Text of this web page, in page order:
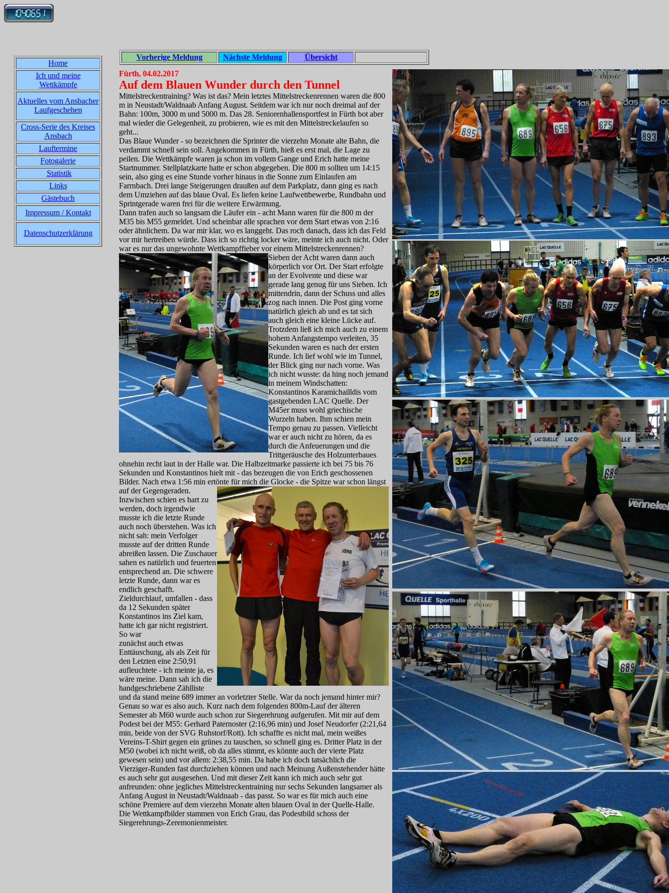
Home
Ich und meine
Wettkämpfe
Aktuelles vom Ansbacher
Laufgeschehen
Cross-Serie des Kreises
Ansbach
Lauftermine
Fotogalerie
Statistik
Links
Gästebuch
Impressum / Kontakt
Datenschutzerklärung
Vorherige Meldung Nächste Meldung
Übersicht
Fürth, 04.02.2017
Auf dem Blauen Wunder durch den Tunnel
Mittelstreckentraining? Was ist das? Mein letztes Mittelstreckenrennen waren die 800
m in Neustadt/Waldnaab Anfang August. Seitdem war ich nur noch dreimal auf der
Bahn: 100m, 3000 m und 5000 m. Das 28. Seniorenhallensportfest in Fürth bot aber
mal wieder die Gelegenheit, zu probieren, wie es mit den Mittelstreckelaufen so
geht...
Das Blaue Wunder - so bezeichnen die Sprinter die vierzehn Monate alte Bahn, die
verdammt schnell sein soll. Angekommen in Fürth, hieß es erst mal, die Lage zu
peilen. Die Wettkämpfe waren ja schon im vollem Gange und Erich hatte meine
Startnummer. Stellplatzkarte hatte er schon abgegeben. Die 800 m sollten um 14:15
sein, also ging es eine Stunde vorher hinaus in die Sonne zum Einlaufen am
Farrnbach. Drei lange Steigerungen draußen auf dem Parkplatz, dann ging es nach
dem Umziehen auf das blaue Oval. Es liefen keine Laufwettbewerbe, Rundbahn und
Sprintgerade waren frei für die weitere Erwärmung.
Dann trafen auch so langsam die Läufer ein - acht Mann waren für die 800 m der
M35 bis M55 gemeldet. Und scheinbar alle sprachen vor dem Start etwas von 2:16
oder ähnlichem. Da war mir klar, wo es langgeht. Das roch danach, dass ich das Feld
vor mir hertreiben würde. Dass ich so richtig locker wäre, meinte ich auch nicht. Oder
war es nur das ungewohnte Wettkampffieber vor einem Mittelstreckenrennen?
Sieben der Acht waren dann auch
körperlich vor Ort. Der Start erfolgte
an der Evolvente und diese war
gerade lang genug für uns Sieben. Ich
mittendrin, dann der Schuss und alles
zog nach innen. Die Post ging vorne
natürlich gleich ab und es tat sich
auch gleich eine kleine Lücke auf.
Trotzdem ließ ich mich auch zu einem
hohem Anfangstempo verleiten, 35
Sekunden waren es nach der ersten
Runde. Ich lief wohl wie im Tunnel,
der Blick ging nur nach vorne. Was
ich nicht wusste: da hing noch jemand
in meinem Windschatten:
Konstantinos Karamichailldis vom
gastgebenden LAC Quelle. Der
M45er muss wohl griechische
Wurzeln haben. Ihm schien mein
Tempo genau zu passen. Vielleicht
war er auch nicht zu hören, da es
durch die Anfeuerungen und die
Trittgeräusche des Holzunterbaues
ohnehin recht laut in der Halle war. Die Halbzeitmarke passierte ich bei 75 bis 76
Sekunden und Konstantinos hielt mit - das bezeugen die von Erich geschossenen
Bilder. Nach etwa 1:56 min ertönte für mich die Glocke - die Spitze war schon längst
auf der Gegengeraden.
Inzwischen schien es hart zu
werden, doch irgendwie
musste ich die letzte Runde
auch noch überstehen. Was ich
nicht sah: mein Verfolger
musste auf der dritten Runde
abreißen lassen. Die Zuschauer
sahen es natürlich und feuerten
entsprechend an. Die schwere
letzte Runde, dann war es
endlich geschafft.
Zieldurchlauf, umfallen - dass
da 12 Sekunden später
Konstantinos ins Ziel kam,
hatte ich gar nicht registriert.
So war
zunächst auch etwas
Enttäuschung, als als Zeit für
den Letzten eine 2:50,91
aufleuchtete - ich meinte ja, es
wäre meine. Dann sah ich die
handgeschriebene Zählliste
und da stand meine 689 immer an vorletzter Stelle. War da noch jemand hinter mir?
Genau so war es also auch. Kurz nach dem folgenden 800m-Lauf der älteren
Semester ab M60 wurde auch schon zur Siegerehrung aufgerufen. Mit mir auf dem
Podest bei der M55: Gerhard Paternoster (2:16,96 min) und Josef Neudorfer (2:21,64
min, beide von der SVG Ruhstorf/Rott). Ich schaffte es nicht mal, mein weißes
Vereins-T-Shirt gegen ein grünes zu tauschen, so schnell ging es. Dritter Platz in der
M50 (wobei ich nicht weiß, ob da alles stimmt, es könnte auch der vierte Platz
gewesen sein) und vor allem: 2:38,55 min. Da habe ich doch tatsächlich die
Vierziger-Runden fast durchziehen können und nach Meinung Außenstehender hätte
es auch sehr gut ausgesehen. Und mit dieser Zeit kann ich mich auch sehr gut
anfreunden: ohne jegliches Mittelstreckentraining nur sechs Sekunden langsamer als
Anfang August in Neustadt/Waldnaab - das passt. So war es für mich auch eine
schöne Premiere auf dem vierzehn Monate alten blauen Oval in der Quelle-Halle.
Die Wettkampfbilder stammen von Erich Grau, das Podestbild schoss der
Siegerehrungs-Zeremonienmeister.